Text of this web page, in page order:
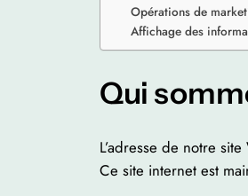
Opérations de
Affichage des
Qui
L’adresse de notre
Ce site internet est